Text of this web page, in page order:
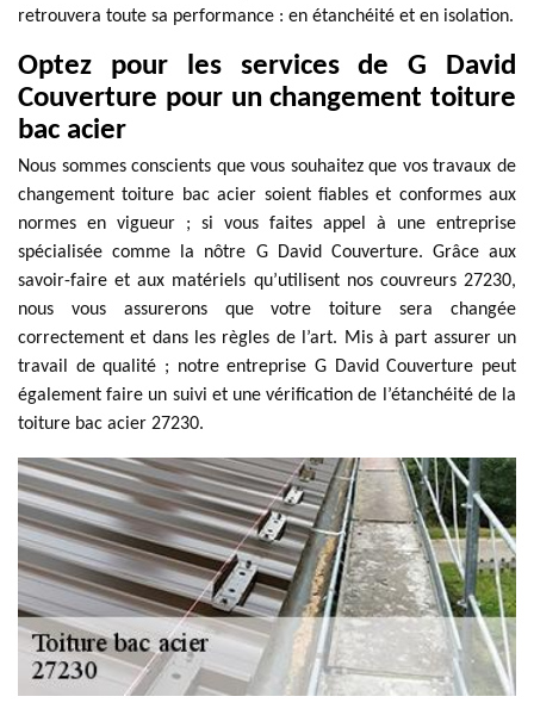
retrouvera toute sa performance : en étanchéité et en isolation.
Optez pour les services de G David
Couverture pour un changement toiture
bac acier
Nous sommes conscients que vous souhaitez que vos travaux de
changement toiture bac acier soient fiables et conformes aux
normes en vigueur ; si vous faites appel à une entreprise
spécialisée comme la nôtre G David Couverture. Grâce aux
savoir-faire et aux matériels qu’utilisent nos couvreurs 27230,
nous vous assurerons que votre toiture sera changée
correctement et dans les règles de l’art. Mis à part assurer un
travail de qualité ; notre entreprise G David Couverture peut
également faire un suivi et une vérification de l’étanchéité de la
toiture bac acier 27230.